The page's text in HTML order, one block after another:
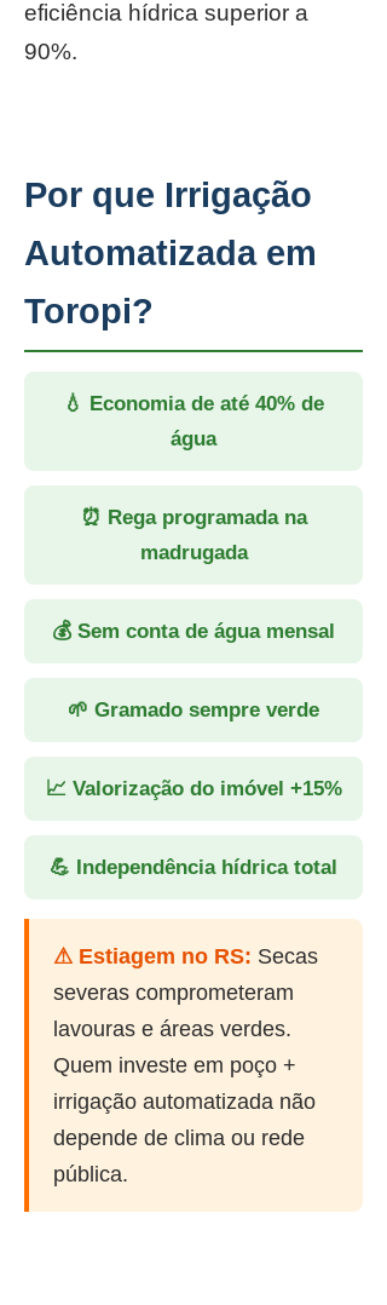
eficiência hídrica superior a
90%.
Por que Irrigação
Automatizada em
Toropi?
💧 Economia de até 40% de
água
⏰ Rega programada na
madrugada
💰 Sem conta de água mensal
🌱 Gramado sempre verde
📈 Valorização do imóvel +15%
💪 Independência hídrica total
⚠ Estiagem no RS: Secas
severas comprometeram
lavouras e áreas verdes.
Quem investe em poço +
irrigação automatizada não
depende de clima ou rede
pública.